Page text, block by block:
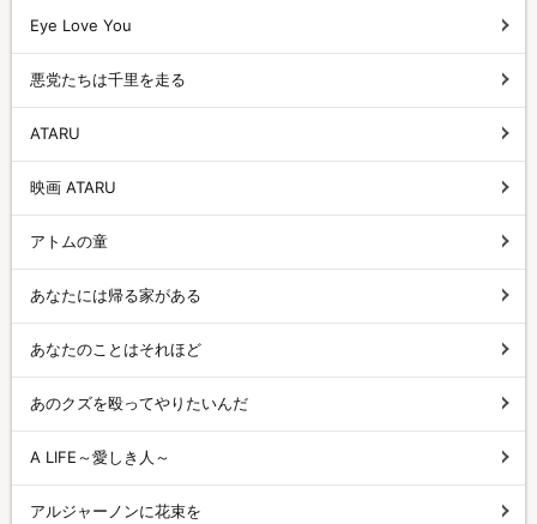
Eye Love You
悪党たちは千里を走る
ATARU
映画 ATARU
アトムの童
あなたには帰る家がある
あなたのことはそれほど
あのクズを殴ってやりたいんだ
A LIFE～愛しき人～
アルジャーノンに花束を